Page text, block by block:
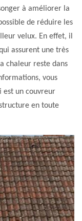
à améliorer la
de réduire les
velux. En effet, il
assurent une très
chaleur reste dans
vous
est un couvreur
en toute